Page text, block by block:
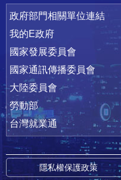
政府部門相關單位連結
我的E政府
國家發展委員會
國家通訊傳播委員會
大陸委員會
勞動部
台灣就業通
隱私權保護政策